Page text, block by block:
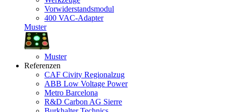
Vorwiderstandsmodul
400 VAC-Adapter
Muster
Muster
Referenzen
CAF Civity Regionalzug
ABB Low Voltage Power
Metro Barcelona
R&D Carbon AG Sierre